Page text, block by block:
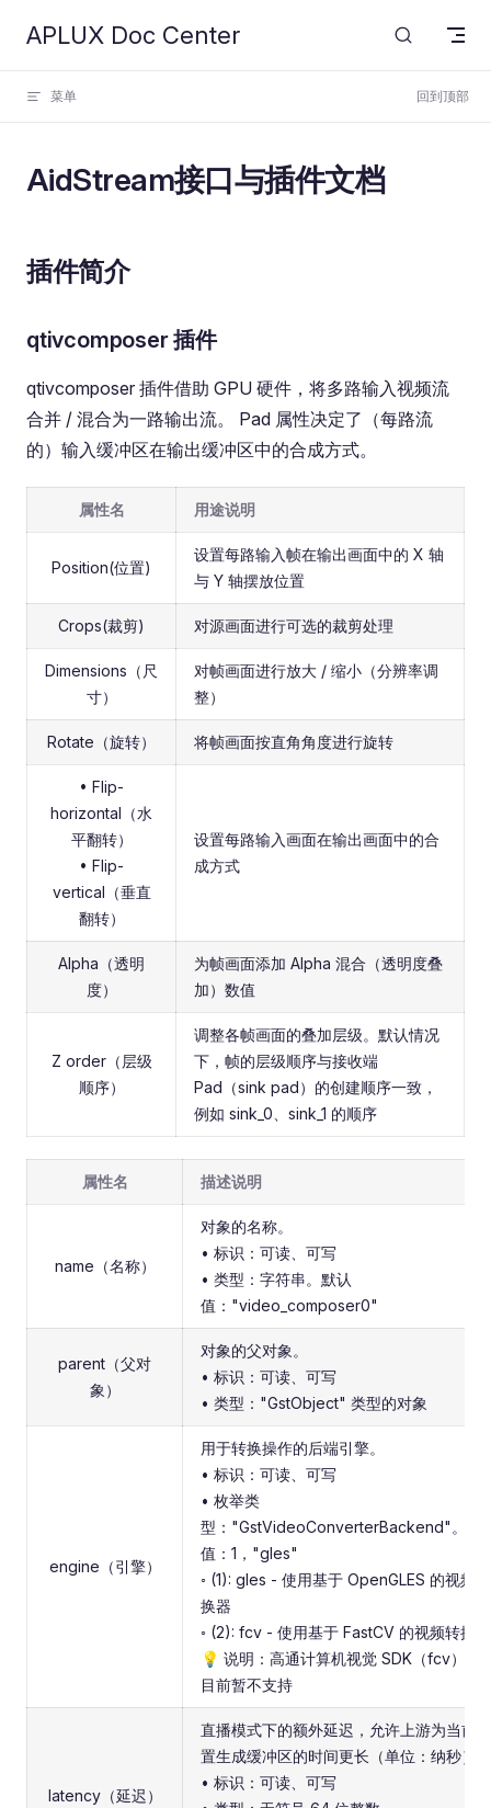
Skip to content
APLUX Doc Center
菜单 回到顶部
AidStream接口与插件文档
插件简介
qtivcomposer 插件
qtivcomposer 插件借助 GPU 硬件，将多路输入视频流
合并 / 混合为一路输出流。 Pad 属性决定了（每路流
的）输入缓冲区在输出缓冲区中的合成方式。
属性名 用途说明
Position(位置)
设置每路输入帧在输出画面中的 X 轴
与 Y 轴摆放位置
Crops(裁剪) 对源画面进行可选的裁剪处理
Dimensions（尺
寸）
对帧画面进行放大 / 缩小（分辨率调
整）
Rotate（旋转） 将帧画面按直角角度进行旋转
• Flip-
horizontal（水
平翻转）
• Flip-
vertical（垂直
翻转）
设置每路输入画面在输出画面中的合
成方式
Alpha（透明
度）
为帧画面添加 Alpha 混合（透明度叠
加）数值
Z order（层级
顺序）
调整各帧画面的叠加层级。默认情况
下，帧的层级顺序与接收端
Pad（sink pad）的创建顺序一致，
例如 sink_0、sink_1 的顺序
属性名 描述说明
name（名称）
对象的名称。
• 标识：可读、可写
• 类型：字符串。默认
值："video_composer0"
parent（父对
象）
对象的父对象。
• 标识：可读、可写
• 类型："GstObject" 类型的对象
engine（引擎）
用于转换操作的后端引擎。
• 标识：可读、可写
• 枚举类
型："GstVideoConverterBackend"。默
值：1，"gles"
◦ (1): gles - 使用基于 OpenGLES 的视频转
换器
◦ (2): fcv - 使用基于 FastCV 的视频转换器
💡 说明：高通计算机视觉 SDK（fcv）引
目前暂不支持
latency（延迟）
直播模式下的额外延迟，允许上游为当前位
置生成缓冲区的时间更长（单位：纳秒）。
• 标识：可读、可写